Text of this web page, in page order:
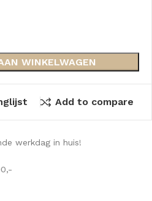
WINKELWAGEN
Add to compare
werkdag in huis!